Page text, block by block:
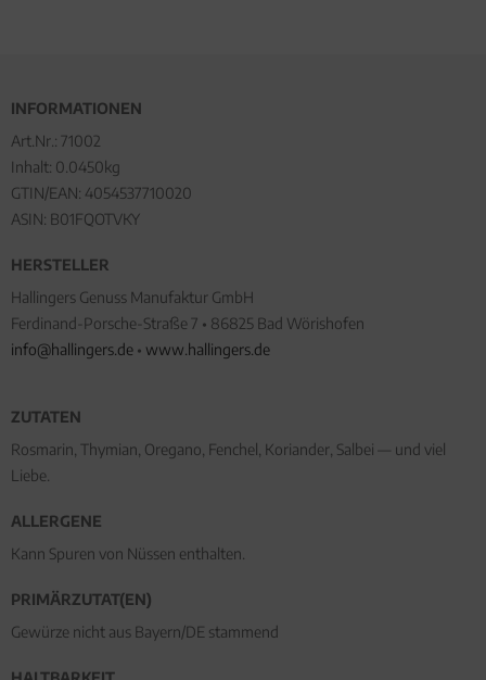
INFORMATIONEN
Art.Nr.: 71002
Inhalt: 0.0450kg
GTIN/EAN: 4054537710020
ASIN: B01FQOTVKY
HERSTELLER
Hallingers Genuss Manufaktur GmbH
Ferdinand-Porsche-Straße 7 • 86825 Bad Wörishofen
info@hallingers.de • www.hallingers.de
ZUTATEN
Rosmarin, Thymian, Oregano, Fenchel, Koriander, Salbei — und viel
Liebe.
ALLERGENE
Kann Spuren von Nüssen enthalten.
PRIMÄRZUTAT(EN)
Gewürze nicht aus Bayern/DE stammend